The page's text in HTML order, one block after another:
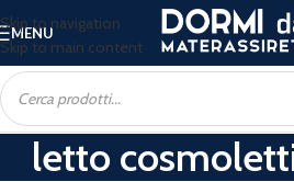
Skip to navigation
Skip to main content
MENU
letto